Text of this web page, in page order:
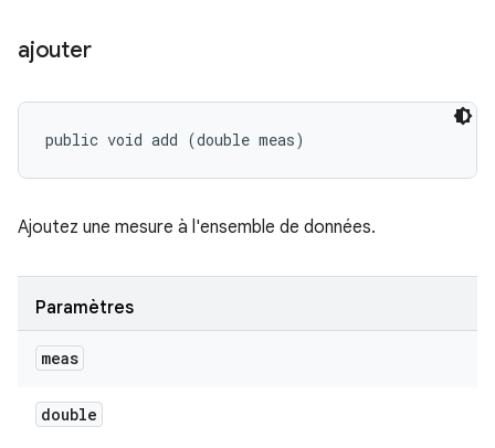
ajouter
public void add (double meas)
Ajoutez une mesure à l'ensemble de données.
Paramètres
meas
double